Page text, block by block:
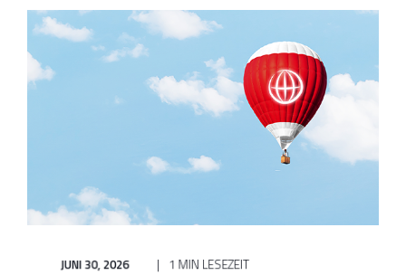
JUNI 30, 2026 1 MIN LESEZEIT